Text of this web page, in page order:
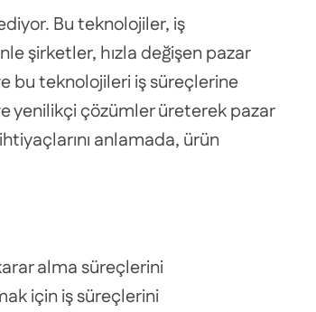
Bu teknolojiler, iş
şirketler, hızla değişen pazar
bu teknolojileri iş süreçlerine
yenilikçi çözümler üreterek pazar
anlamada, ürün
alma süreçlerini
için iş süreçlerini